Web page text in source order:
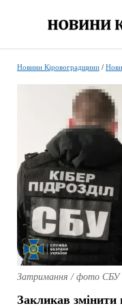
Новини Кіровоградщини/
Затримання / фото СБУ
Закликав